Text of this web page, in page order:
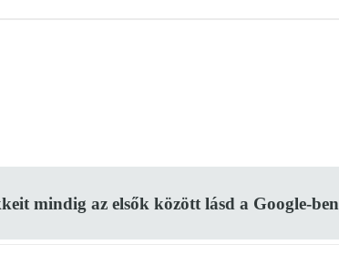
mindig az elsők között lásd a Google-ben